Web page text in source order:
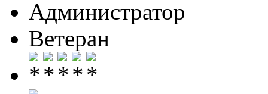
Администратор
Ветеран